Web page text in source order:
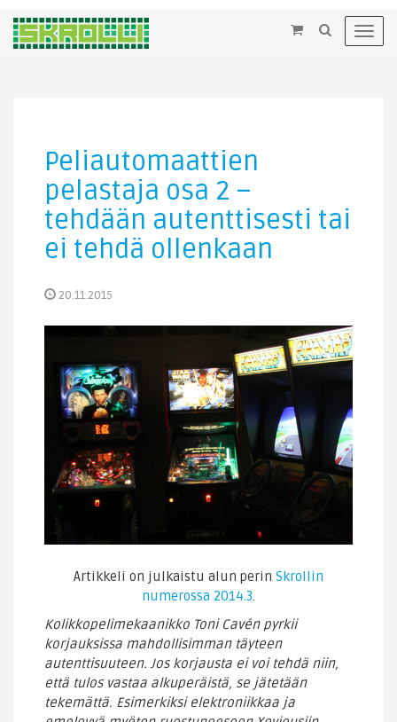
×
Peliautomaattien
pelastaja osa 2 –
tehdään autenttisesti tai
ei tehdä ollenkaan
20.11.2015
Artikkeli on julkaistu alun perin Skrollin
numerossa 2014.3.
Kolikkopelimekaanikko Toni Cavén pyrkii
korjauksissa mahdollisimman täyteen
autenttisuuteen. Jos korjausta ei voi tehdä niin,
että tulos vastaa alkuperäistä, se jätetään
tekemättä. Esimerkiksi elektroniikkaa ja